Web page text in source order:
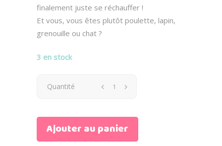
finalement juste se réchauffer !
Et vous, vous êtes plutôt poulette, lapin,
grenouille ou chat ?
3 en stock
Bouillotte
Ma
Quantité
Ajouter au panier